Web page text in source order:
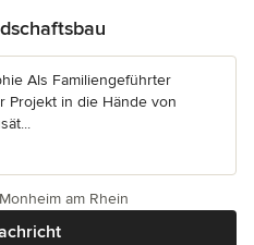
Als Familiengeführter
Projekt in die Hände von
am Rhein